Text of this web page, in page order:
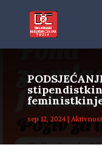
sep 12, 2024|